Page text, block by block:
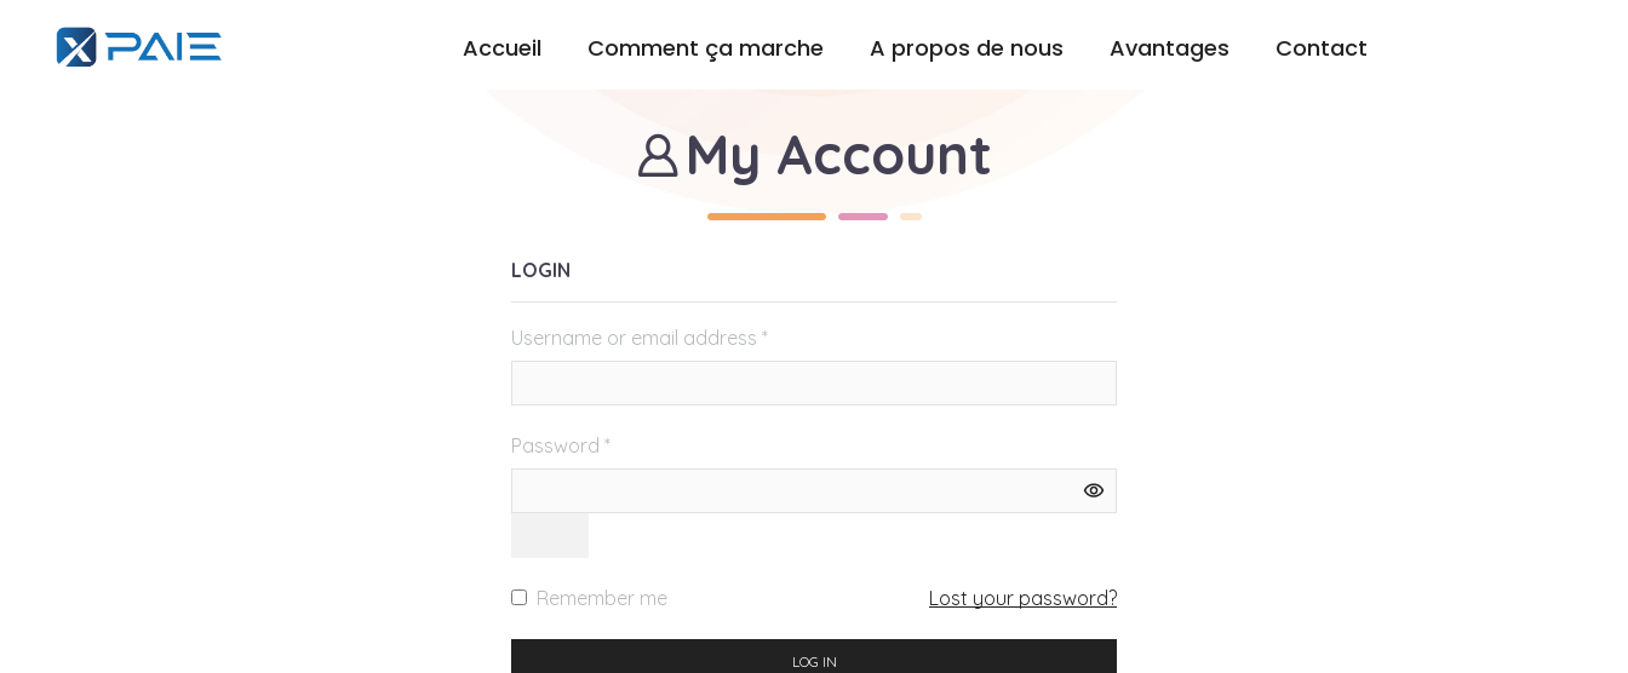
Accueil Comment ça marche A propos de nous Avantages Contact
My Account
LOGIN
Username or email address *
Password *
Remember me Lost your password?
LOG IN